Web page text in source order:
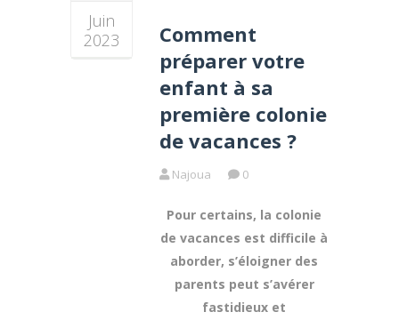
Juin
2023
Comment
préparer votre
enfant à sa
première colonie
de vacances ?
Najoua 0
Pour certains, la colonie
de vacances est difficile à
aborder, s’éloigner des
parents peut s’avérer
fastidieux et